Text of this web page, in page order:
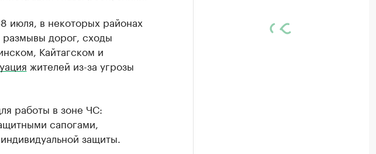
июля, в некоторых районах
размывы дорог, сходы
Кайтагском и
жителей из-за угрозы
работы в зоне ЧС:
сапогами,
защиты.